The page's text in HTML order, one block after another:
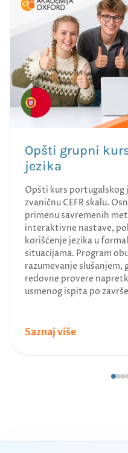
Opšti grupni
jezika
Opšti kurs
zvaničnu CEFR skalu.
primenu savremenih
interaktivne nastave,
korišćenje jezika u
situacijama. Program
razumevanje slušanjem,
redovne provere
usmenog ispita po
Saznaj više